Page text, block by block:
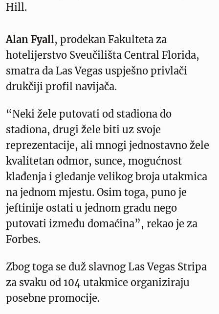
Hill.
Alan Fyall, prodekan Fakulteta za
hotelijerstvo Sveučilišta Central Florida,
smatra da Las Vegas uspješno privlači
drukčiji profil navijača.
“Neki žele putovati od stadiona do
stadiona, drugi žele biti uz svoje
reprezentacije, ali mnogi jednostavno žele
kvalitetan odmor, sunce, mogućnost
klađenja i gledanje velikog broja utakmica
na jednom mjestu. Osim toga, puno je
jeftinije ostati u jednom gradu nego
putovati između domaćina”, rekao je za
Forbes.
Zbog toga se duž slavnog Las Vegas Stripa
za svaku od 104 utakmice organiziraju
posebne promocije.